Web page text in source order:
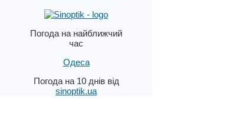
Погода на найближчий
час
Одеса
Погода на 10 днів від
sinoptik.ua